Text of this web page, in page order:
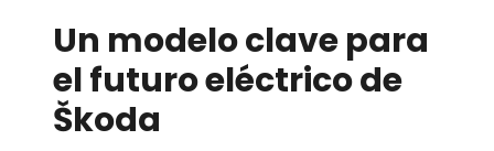
Un modelo clave para
el futuro eléctrico de
Škoda